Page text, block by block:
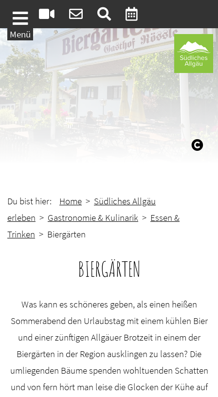
Weiter zum Inhalt
Menü
Du bist hier: Home > Südliches Allgäu
erleben > Gastronomie & Kulinarik > Essen &
Trinken > Biergärten
BIERGÄRTEN
Was kann es schöneres geben, als einen heißen
Sommerabend den Urlaubstag mit einem kühlen Bier
und einer zünftigen Allgäuer Brotzeit in einem der
Biergärten in der Region ausklingen zu lassen? Die
umliegenden Bäume spenden wohltuenden Schatten
und von fern hört man leise die Glocken der Kühe auf